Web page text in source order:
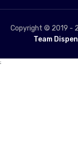
Copyright © 2019 -
Team
;